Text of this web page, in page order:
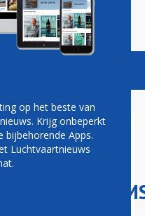
Vacatures
LOT
op het beste van
Krijg onbeperkt
bijbehorende Apps.
Luchtvaartnieuws